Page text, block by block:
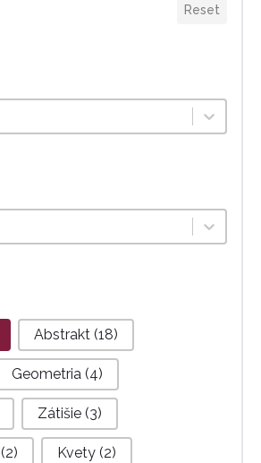
Reset
Abstrakt (18)
Geometria (4)
Zátišie (3)
(2) Kvety (2)